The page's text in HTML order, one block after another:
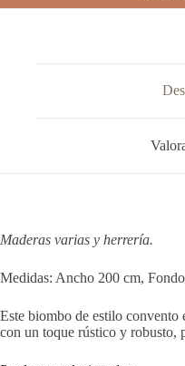
Maderas varias y herrería.
Medidas: Ancho 200 cm,
Este biombo de estilo convento
con un toque rústico y robusto,